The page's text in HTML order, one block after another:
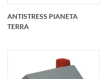
ANTISTRESS PIANETA
TERRA